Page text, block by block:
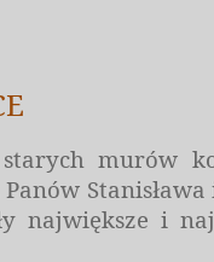
murów
największe i